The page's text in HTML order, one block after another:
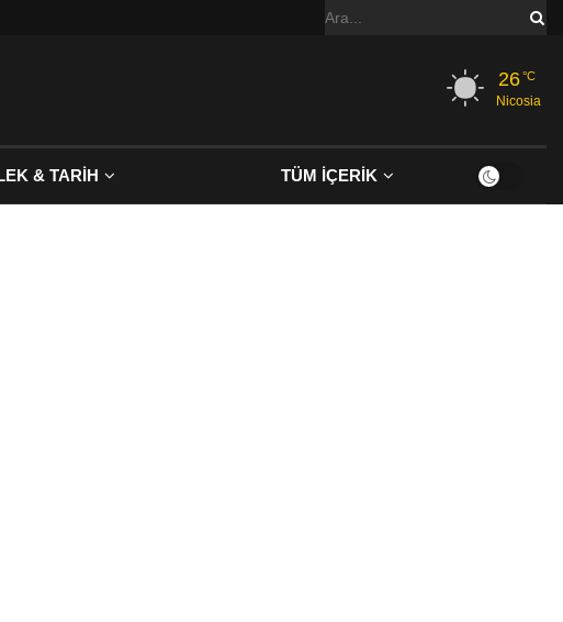
26°C
Nicosia
& TARİH TÜM İÇERİK